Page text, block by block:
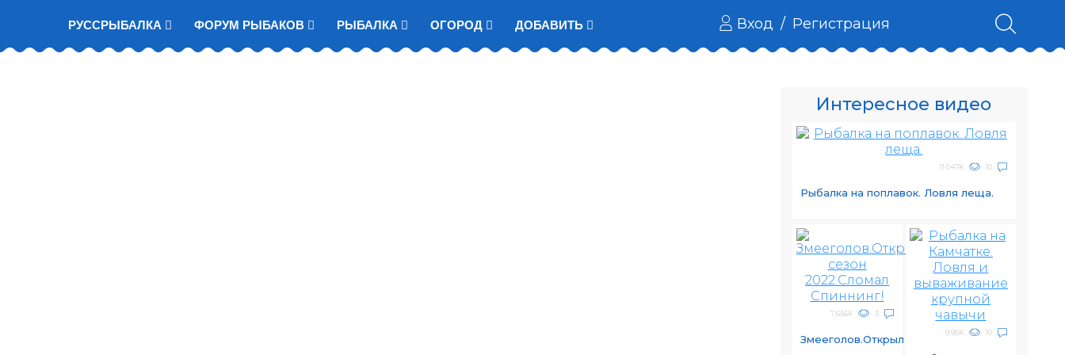
РУССРЫБАЛКА ФОРУМ РЫБАКОВ РЫБАЛКА ОГОРОД ДОБАВИТЬ Вход / Регистрация
Интересное видео
11.047K 10
Рыбалка на поплавок. Ловля леща.
7.656K 3
Змееголов.Открыл
9.95K 10